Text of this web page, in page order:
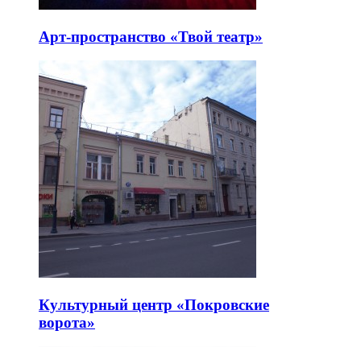
Арт-пространство «Твой театр»
Культурный центр «Покровские
ворота»